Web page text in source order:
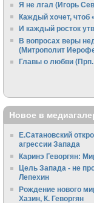
Я не лгал (Игорь
Каждый хочет, чтоб
И каждый росток
В вопросах веры
(Митрополит
Главы о любви
Новое в
Е.Сатановский
агрессии Запада
Каринэ Геворгян:
Цель Запада - не
Лепехин
Рождение нового
Хазин, К. Геворгян